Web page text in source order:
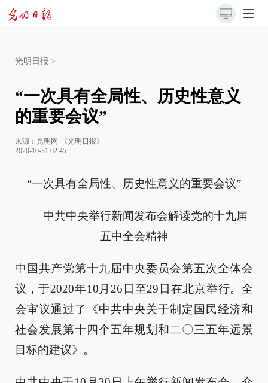
光明日报 >
“一次具有全局性、历史性意义
的重要会议”
来源： 光明网-《光明日报》
2020-10-31 02:45
“一次具有全局性、历史性意义的重要会议”
——中共中央举行新闻发布会解读党的十九届
五中全会精神
中国共产党第十九届中央委员会第五次全体会
议，于2020年10月26日至29日在北京举行。全
会审议通过了《中共中央关于制定国民经济和
社会发展第十四个五年规划和二〇三五年远景
目标的建议》。